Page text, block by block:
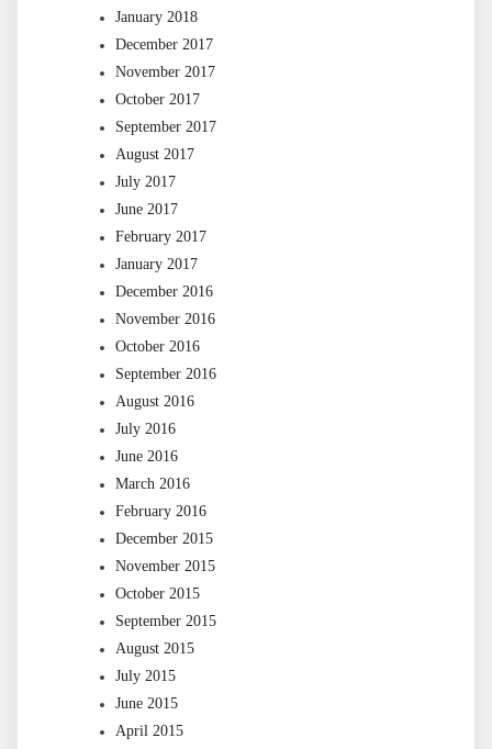
January 2018
December 2017
November 2017
October 2017
September 2017
August 2017
July 2017
June 2017
February 2017
January 2017
December 2016
November 2016
October 2016
September 2016
August 2016
July 2016
June 2016
March 2016
February 2016
December 2015
November 2015
October 2015
September 2015
August 2015
July 2015
June 2015
April 2015